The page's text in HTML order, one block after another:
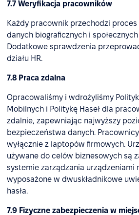
7.7 Weryfikacja pracowników
Każdy pracownik przechodzi
danych biograficznych i
Dodatkowe sprawdzenia
działu HR.
7.8 Praca zdalna
Opracowaliśmy i wdrożyliśmy
Mobilnych i Politykę Haseł dla
zdalnie, zapewniając najwyższy
bezpieczeństwa danych.
wyłącznie z laptopów firmowych.
używane do celów biznesowych są
systemie zarządzania urządzeniami
wyposażone w dwuskładnikowe
hasła.
7.9 Fizyczne zabezpieczenia w